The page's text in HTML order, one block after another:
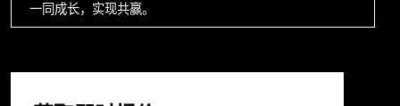
一同成长，实现共赢。